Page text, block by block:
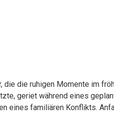
die die ruhigen Momente im
geriet während eines
eines familiären Konflikts.